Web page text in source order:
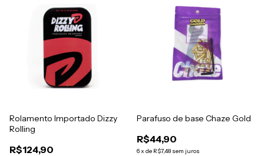
Rolamento Importado Dizzy
Rolling
R$124,90
Parafuso de base Chaze Gold
R$44,90
6x de R$7,48 sem juros